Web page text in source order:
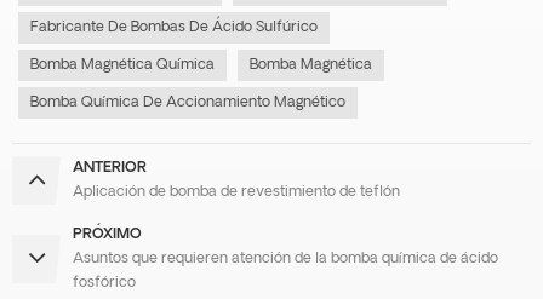
Fabricante De Bombas De Ácido Sulfúrico
Bomba Magnética Química Bomba Magnética
Bomba Química De Accionamiento Magnético
ANTERIOR
Aplicación de bomba de revestimiento de teflón
PRÓXIMO
Asuntos que requieren atención de la bomba química de ácido
fosfórico